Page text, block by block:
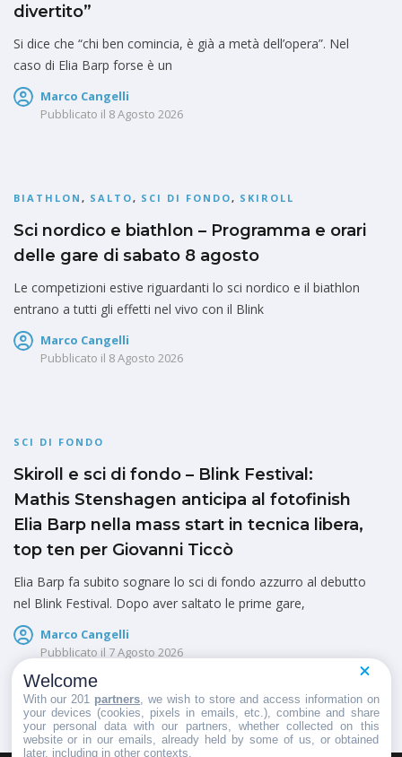
divertito”
Si dice che “chi ben comincia, è già a metà dell’opera”. Nel
caso di Elia Barp forse è un
Marco Cangelli
Pubblicato il 8 Agosto 2026
BIATHLON , SALTO, SCI DI FONDO, SKIROLL
Sci nordico e biathlon – Programma e orari
delle gare di sabato 8 agosto
Le competizioni estive riguardanti lo sci nordico e il biathlon
entrano a tutti gli effetti nel vivo con il Blink
Marco Cangelli
Pubblicato il 8 Agosto 2026
SCI DI FONDO
Skiroll e sci di fondo – Blink Festival:
Mathis Stenshagen anticipa al fotofinish
Elia Barp nella mass start in tecnica libera,
top ten per Giovanni Ticcò
Elia Barp fa subito sognare lo sci di fondo azzurro al debutto
nel Blink Festival. Dopo aver saltato le prime gare,
Marco Cangelli
Pubblicato il 7 Agosto 2026
Welcome
With our 201 partners , we wish to store and access information on
your devices (cookies, pixels in emails, etc.), combine and share
your personal data with our partners, whether collected on this
website or in our emails, already held by some of us, or obtained
later, including in other contexts.